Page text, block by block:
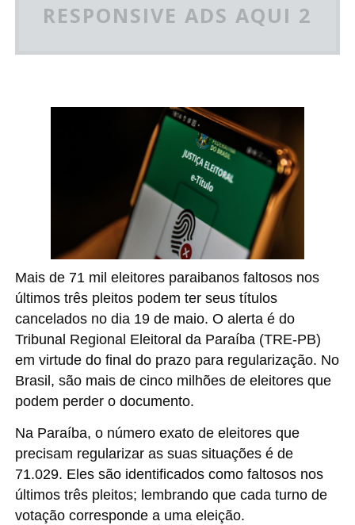
RESPONSIVE ADS AQUI 2
Mais de 71 mil eleitores paraibanos faltosos nos
últimos três pleitos podem ter seus títulos
cancelados no dia 19 de maio. O alerta é do
Tribunal Regional Eleitoral da Paraíba (TRE-PB)
em virtude do final do prazo para regularização. No
Brasil, são mais de cinco milhões de eleitores que
podem perder o documento.
Na Paraíba, o número exato de eleitores que
precisam regularizar as suas situações é de
71.029. Eles são identificados como faltosos nos
últimos três pleitos; lembrando que cada turno de
votação corresponde a uma eleição.